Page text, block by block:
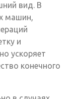
вид. В
машин,
и
ускоряет
конечного